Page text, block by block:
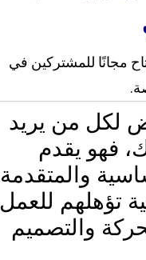
مجانًا للمشتركين في
لكل من يريد
فهو يقدم
والمتقدمة
تؤهلهم للعمل
والتصميم